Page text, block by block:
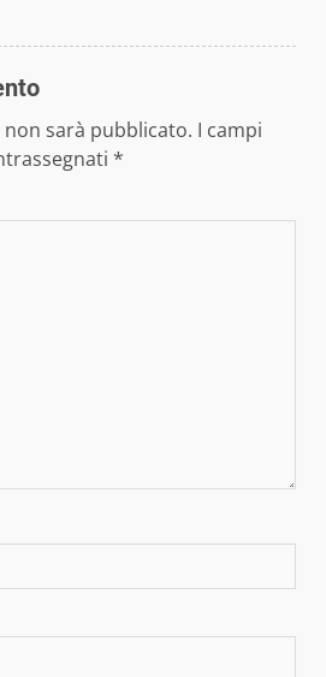
sarà pubblicato. I campi
*